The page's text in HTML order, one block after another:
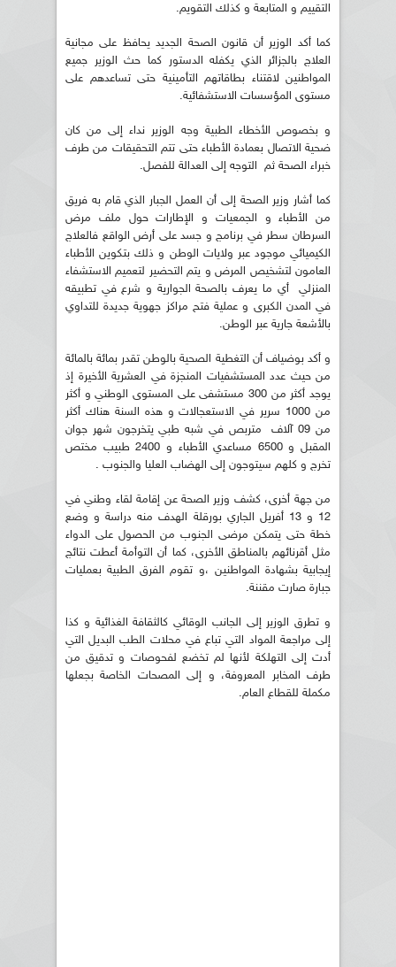
التقييم و المتابعة و كذلك التقويم.
كما أكد الوزير أن قانون الصحة الجديد يحافظ على مجانية
العلاج بالجزائر الذي يكفله الدستور كما حث الوزير جميع
المواطنين لاقتناء بطاقاتهم التأمينية حتى تساعدهم على
مستوى المؤسسات الاستشفائية.
و بخصوص الأخطاء الطبية وجه الوزير نداء إلى من كان
ضحية الاتصال بعمادة الأطباء حتى تتم التحقيقات من طرف
خبراء الصحة ثم التوجه إلى العدالة للفصل.
كما أشار وزير الصحة إلى أن العمل الجبار الذي قام به فريق
من الأطباء و الجمعيات و الإطارات حول ملف مرض
السرطان سطر في برنامج و جسد على أرض الواقع فالعلاج
الكيميائي موجود عبر ولايات الوطن و ذلك بتكوين الأطباء
العامون لتشخيص المرض و يتم التحضير لتعميم الاستشفاء
المنزلي أي ما يعرف بالصحة الجوارية و شرع في تطبيقه
في المدن الكبرى و عملية فتح مراكز جهوية جديدة للتداوي
بالأشعة جارية عبر الوطن.
و أكد بوضياف أن التغطية الصحية بالوطن تقدر بمائة بالمائة
من حيث عدد المستشفيات المنجزة في العشرية الأخيرة إذ
يوجد أكثر من 300 مستشفى على المستوى الوطني و أكثر
من 1000 سرير في الاستعجالات و هذه السنة هناك أكثر
من 09 آلاف متربص في شبه طبي يتخرجون شهر جوان
المقبل و 6500 مساعدي الأطباء و 2400 طبيب مختص
تخرج و كلهم سيتوجون إلى الهضاب العليا والجنوب .
من جهة أخرى، كشف وزير الصحة عن إقامة لقاء وطني في
12 و 13 أفريل الجاري بورقلة الهدف منه دراسة و وضع
خطة حتى يتمكن مرضى الجنوب من الحصول على الدواء
مثل أقرنائهم بالمناطق الأخرى، كما أن التوأمة أعطت نتائج
إيجابية بشهادة المواطنين ،و تقوم الفرق الطبية بعمليات
جبارة صارت مقننة.
و تطرق الوزير إلى الجانب الوقائي كالثقافة الغذائية و كذا
إلى مراجعة المواد التي تباع في محلات الطب البديل التي
أدت إلى التهلكة لأنها لم تخضع لفحوصات و تدقيق من
طرف المخابر المعروفة، و إلى المصحات الخاصة بجعلها
مكملة للقطاع العام.